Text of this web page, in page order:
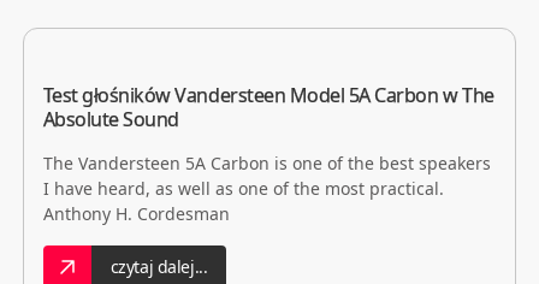
Test głośników Vandersteen Model 5A Carbon w The
Absolute Sound
The Vandersteen 5A Carbon is one of the best speakers
I have heard, as well as one of the most practical.
Anthony H. Cordesman
czytaj dalej...